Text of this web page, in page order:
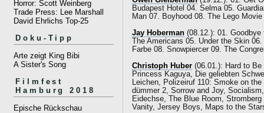
Horror: Scott Weinberg
Trade Press: Lee Marshall
David Ehrlichs Top-25
Doku-Tipp
Arte zeigt King Bibi
A Sister's Song
Filmfest
Hamburg 2018
Epische Rückschau
Budapest Hotel 04. Selma 05.
Man 07. Boyhood 08. The Lego
Jay Hoberman (08.12.): 01.
The Americans 05. Under the Skin
Farbe 08. Snowpiercer 09. The
Christoph Huber (06.01.): Hard to
Princess Kaguya, Die geliebten
Leichen, Polizeiruf 110: Smoke on
dümmer 2, Sorrow and Joy,
Eidechse, The Blue Room,
Vanity, Jersey Boys, Maps to the